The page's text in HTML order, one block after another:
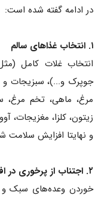
در ادامه گفته شده است:
۱. انتخاب غذاهای سالم
انتخاب غلات کامل
جوپرک و...)، سبزیجات و
مرغ، ماهی، تخم مرغ،
زیتون، کلزا،
و نهایتا افزایش
۲. اجتناب از پرخوری در افطار
خوردن وعده‌های سبک و